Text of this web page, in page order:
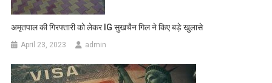
अमृतपाल की गिरफ्तारी को लेकर IG सुखचैन गिल ने किए बड़े खुलासे
April 23, 2023 admin